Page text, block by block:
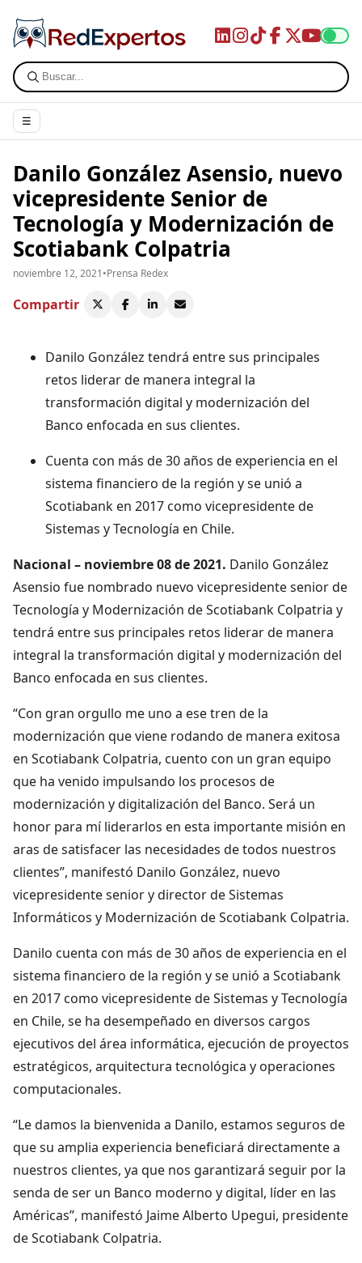
☰
Danilo González Asensio, nuevo
vicepresidente Senior de
Tecnología y Modernización de
Scotiabank Colpatria
noviembre 12, 2021•Prensa Redex
Compartir
Danilo González tendrá entre sus principales
retos liderar de manera integral la
transformación digital y modernización del
Banco enfocada en sus clientes.
Cuenta con más de 30 años de experiencia en el
sistema financiero de la región y se unió a
Scotiabank en 2017 como vicepresidente de
Sistemas y Tecnología en Chile.
Nacional – noviembre 08 de 2021. Danilo González
Asensio fue nombrado nuevo vicepresidente senior de
Tecnología y Modernización de Scotiabank Colpatria y
tendrá entre sus principales retos liderar de manera
integral la transformación digital y modernización del
Banco enfocada en sus clientes.
“Con gran orgullo me uno a ese tren de la
modernización que viene rodando de manera exitosa
en Scotiabank Colpatria, cuento con un gran equipo
que ha venido impulsando los procesos de
modernización y digitalización del Banco. Será un
honor para mí liderarlos en esta importante misión en
aras de satisfacer las necesidades de todos nuestros
clientes”, manifestó Danilo González, nuevo
vicepresidente senior y director de Sistemas
Informáticos y Modernización de Scotiabank Colpatria.
Danilo cuenta con más de 30 años de experiencia en el
sistema financiero de la región y se unió a Scotiabank
en 2017 como vicepresidente de Sistemas y Tecnología
en Chile, se ha desempeñado en diversos cargos
ejecutivos del área informática, ejecución de proyectos
estratégicos, arquitectura tecnológica y operaciones
computacionales.
“Le damos la bienvenida a Danilo, estamos seguros de
que su amplia experiencia beneficiará directamente a
nuestros clientes, ya que nos garantizará seguir por la
senda de ser un Banco moderno y digital, líder en las
Américas”, manifestó Jaime Alberto Upegui, presidente
de Scotiabank Colpatria.